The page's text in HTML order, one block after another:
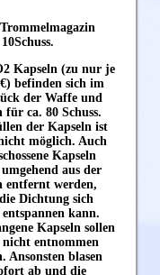
Kapseln (zu nur je
befinden sich im
der Waffe und
für ca. 80 Schuss.
der Kapseln ist
möglich. Auch
Kapseln
aus der
entfernt werden,
Dichtung sich
kann.
Kapseln sollen
nicht entnommen
Ansonsten blasen
ab und die